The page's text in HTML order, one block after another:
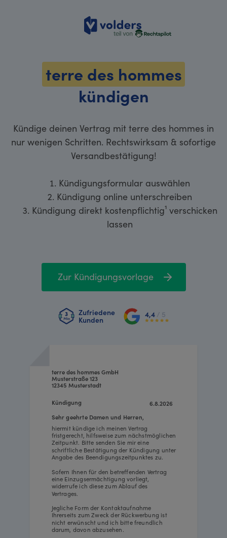
volders
terre des hommes
kündigen
Kündige deinen Vertrag mit terre des hommes in
nur wenigen Schritten. Rechtswirksam & sofortige
Versandbestätigung!
Kündigungsformular auswählen
Kündigung online unterschreiben
Kündigung direkt kostenpflichtig¹ verschicken
lassen
Zur Kündigungsvorlage
Zufriedene
Kunden
4,4 / 5
6.8.2026
terre des hommes GmbH
Musterstraße 123
12345 Musterstadt
hiermit kündige ich meinen Vertrag
fristgerecht, hilfsweise zum nächstmöglichen
Zeitpunkt. Bitte senden Sie mir eine
schriftliche Bestätigung der Kündigung unter
Angabe des Beendigungszeitpunktes zu.
Sofern Ihnen für den betreffenden Vertrag
eine Einzugsermächtigung vorliegt,
widerrufe ich diese zum Ablauf des
Vertrages.
Jegliche Form der Kontaktaufnahme
Ihrerseits zum Zweck der Rückwerbung ist
nicht erwünscht und ich bitte freundlich
darum, davon abzusehen.
Sehr geehrte Damen und Herren,
Kündigung